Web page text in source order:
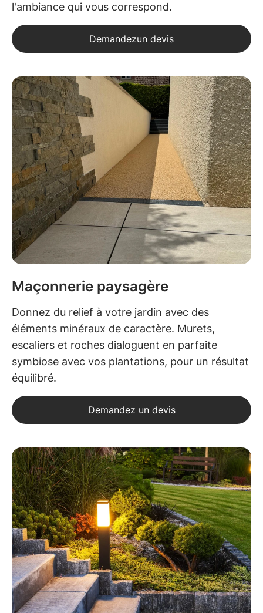
l'ambiance qui vous correspond.
Demandezun devis
Maçonnerie paysagère
Donnez du relief à votre jardin avec des
éléments minéraux de caractère. Murets,
escaliers et roches dialoguent en parfaite
symbiose avec vos plantations, pour un résultat
équilibré.
Demandez un devis